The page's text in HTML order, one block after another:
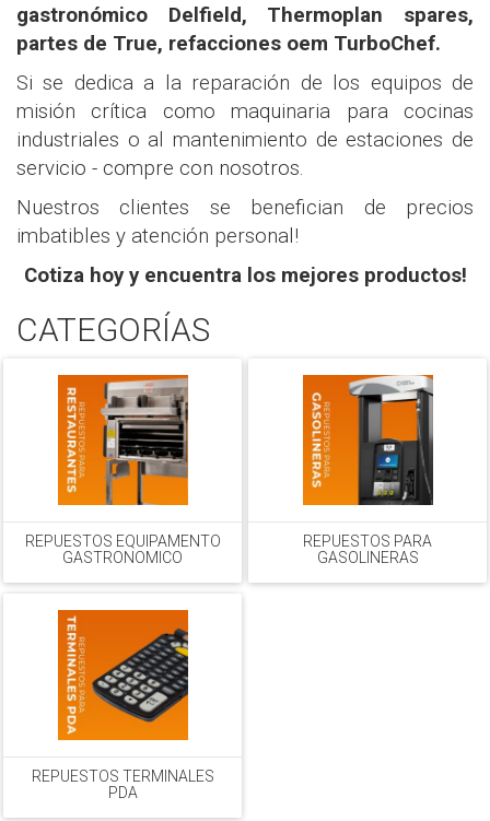
gastronómico Delfield, Thermoplan spares,
partes de True, refacciones oem TurboChef.
Si se dedica a la reparación de los equipos de
misión crítica como maquinaria para cocinas
industriales o al mantenimiento de estaciones de
servicio - compre con nosotros.
Nuestros clientes se benefician de precios
imbatibles y atención personal!
Cotiza hoy y encuentra los mejores productos!
CATEGORÍAS
REPUESTOS EQUIPAMENTO
GASTRONOMICO
REPUESTOS PARA
GASOLINERAS
REPUESTOS TERMINALES
PDA